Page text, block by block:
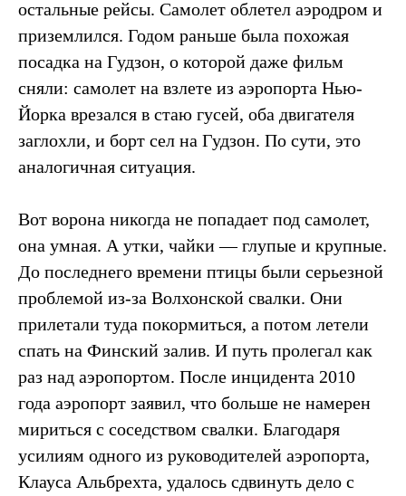
остальные рейсы. Самолет облетел аэродром и
приземлился. Годом раньше была похожая
посадка на Гудзон, о которой даже фильм
сняли: самолет на взлете из аэропорта Нью-
Йорка врезался в стаю гусей, оба двигателя
заглохли, и борт сел на Гудзон. По сути, это
аналогичная ситуация.
Вот ворона никогда не попадает под самолет,
она умная. А утки, чайки — глупые и крупные.
До последнего времени птицы были серьезной
проблемой из-за Волхонской свалки. Они
прилетали туда покормиться, а потом летели
спать на Финский залив. И путь пролегал как
раз над аэропортом. После инцидента 2010
года аэропорт заявил, что больше не намерен
мириться с соседством свалки. Благодаря
усилиям одного из руководителей аэропорта,
Клауса Альбрехта, удалось сдвинуть дело с